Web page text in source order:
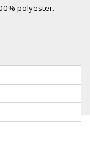
polyester.